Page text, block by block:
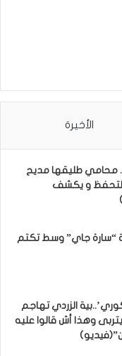
الأخيرة
محامي طليقها مديح
و يكشف
“سارة جاي” وسط تكتم
الزردي تهاجم
وهذا أش قالوا عليه